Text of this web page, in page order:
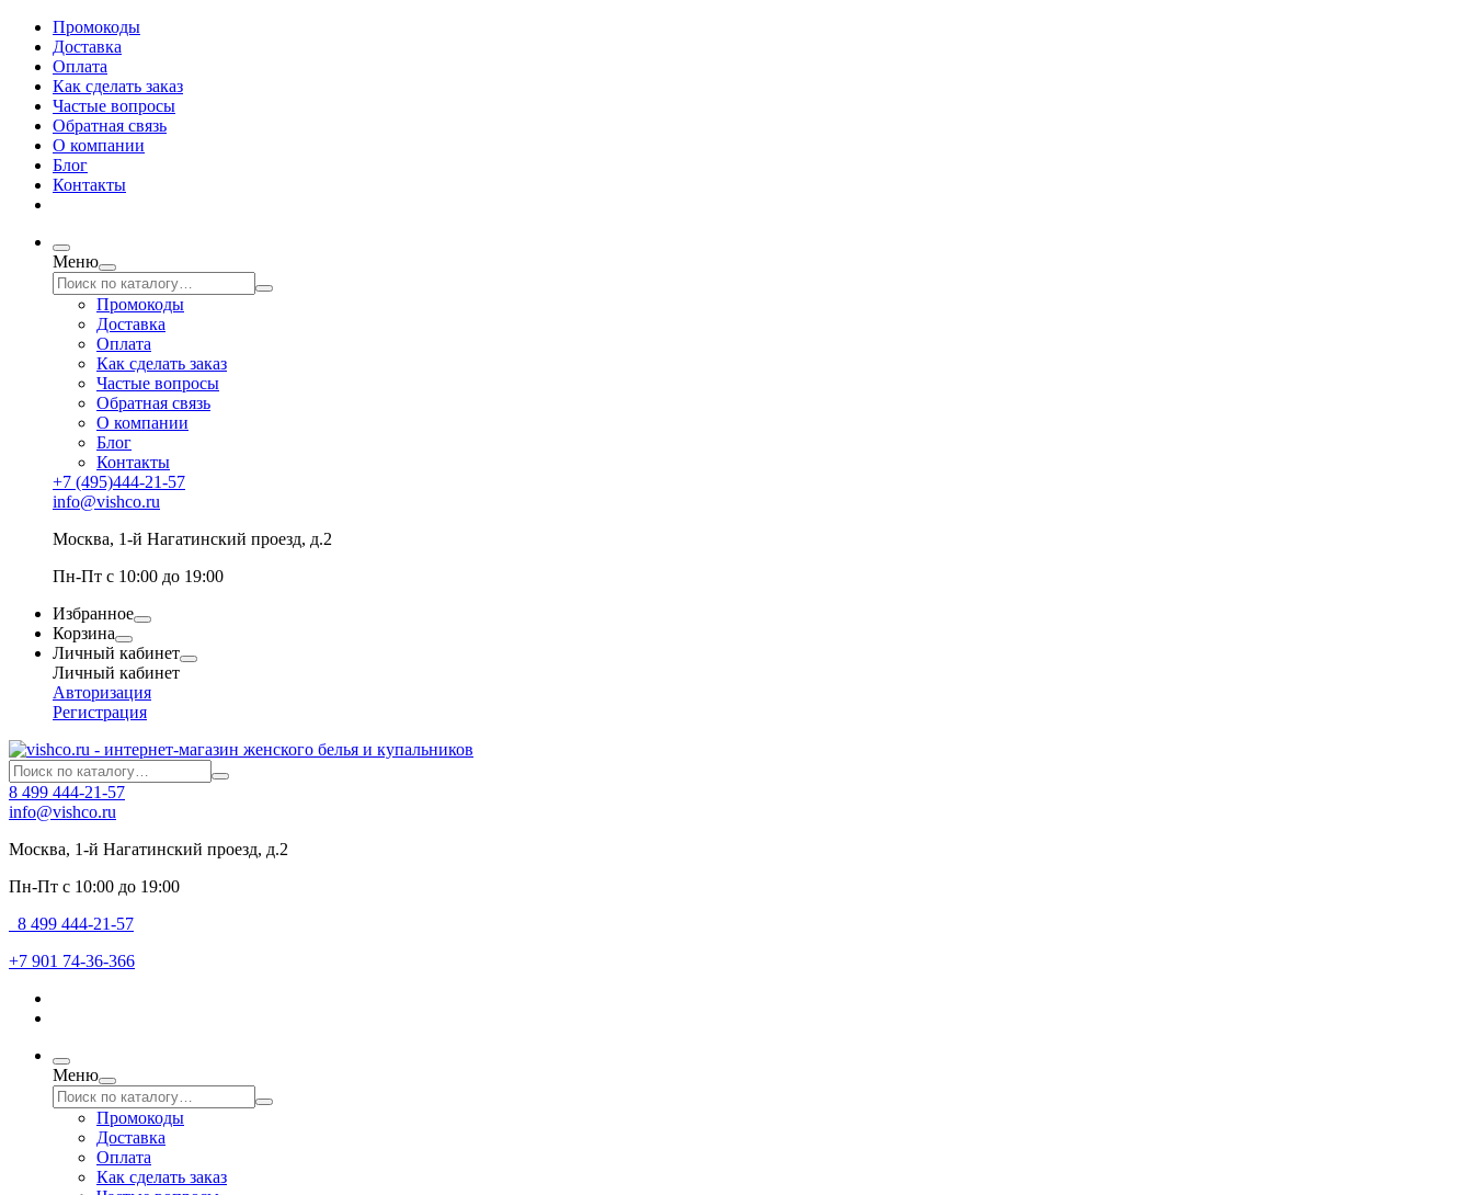
Промокоды
Доставка
Оплата
Как сделать заказ
Частые вопросы
Обратная связь
О компании
Блог
Контакты
Меню
Промокоды
Доставка
Оплата
Как сделать заказ
Частые вопросы
Обратная связь
О компании
Блог
Контакты
+7 (495)444-21-57
info@vishco.ru
Москва, 1-й Нагатинский проезд, д.2
Пн-Пт с 10:00 до 19:00
Избранное
Корзина
Личный кабинет
Личный кабинет
Авторизация
Регистрация
8 499 444-21-57
info@vishco.ru
Москва, 1-й Нагатинский проезд, д.2
Пн-Пт с 10:00 до 19:00
8 499 444-21-57
+7 901 74-36-366
Меню
Промокоды
Доставка
Оплата
Как сделать заказ